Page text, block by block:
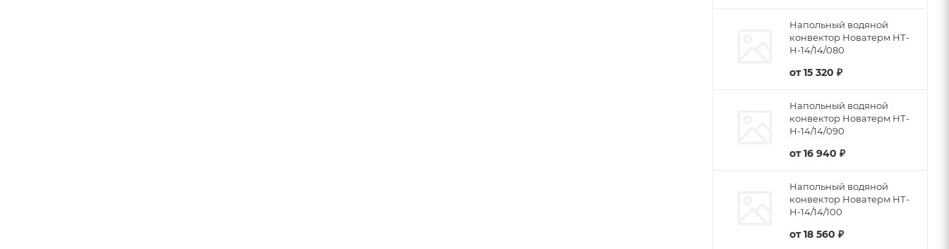
Напольный водяной
конвектор Новатерм НТ-
Н-14/14/080
от15 320 ₽
Напольный водяной
конвектор Новатерм НТ-
Н-14/14/090
от16 940 ₽
Напольный водяной
конвектор Новатерм НТ-
Н-14/14/100
от18 560 ₽